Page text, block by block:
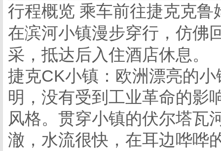
行程概览 乘车前往捷克克鲁
在滨河小镇漫步穿行，仿佛
采，抵达后入住酒店休息。
捷克CK小镇： 欧洲漂亮的
明，没有受到工业革命的影
风格。贯穿小镇的伏尔塔瓦
澈，水流很快，在耳边哗哗